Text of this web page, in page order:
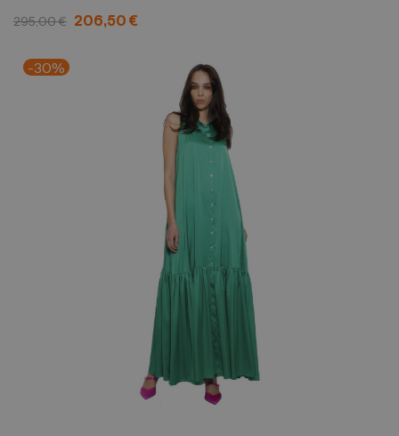
295,00 € 206,50 €
-30%